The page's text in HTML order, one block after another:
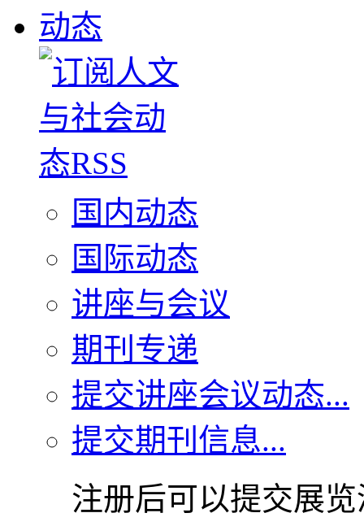
动态
国内动态
国际动态
讲座与会议
期刊专递
提交讲座会议动态...
提交期刊信息...
注册后可以提交展